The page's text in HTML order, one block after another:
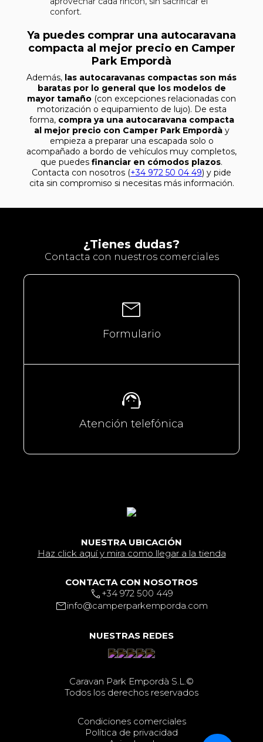
confort.
Ya puedes comprar una autocaravana
compacta al mejor precio en Camper
Park Empordà
Además, las autocaravanas compactas son más
baratas por lo general que los modelos de
mayor tamaño (con excepciones relacionadas con
motorización o equipamiento de lujo). De esta
forma, compra ya una autocaravana compacta
al mejor precio con Camper Park Empordày
empieza a preparar una escapada solo o
acompañado a bordo de vehículos muy completos,
que puedes financiar en cómodos plazos.
Contacta con nosotros (+34 972 50 04 49) y pide
cita sin compromiso si necesitas más información.
¿Tienes dudas?
Contacta con nuestros comerciales
mail
Formulario
support_agent
Atención telefónica
NUESTRA UBICACIÓN
Haz click aquí y mira como llegar a la tienda
CONTACTA CON NOSOTROS
PHONE +34 972 500 449
MAIL_OUTLINEinfo@camperparkemporda.com
NUESTRAS REDES
Caravan Park Empordà S.L.©
Todos los derechos reservados
Condiciones comerciales
Política de privacidad